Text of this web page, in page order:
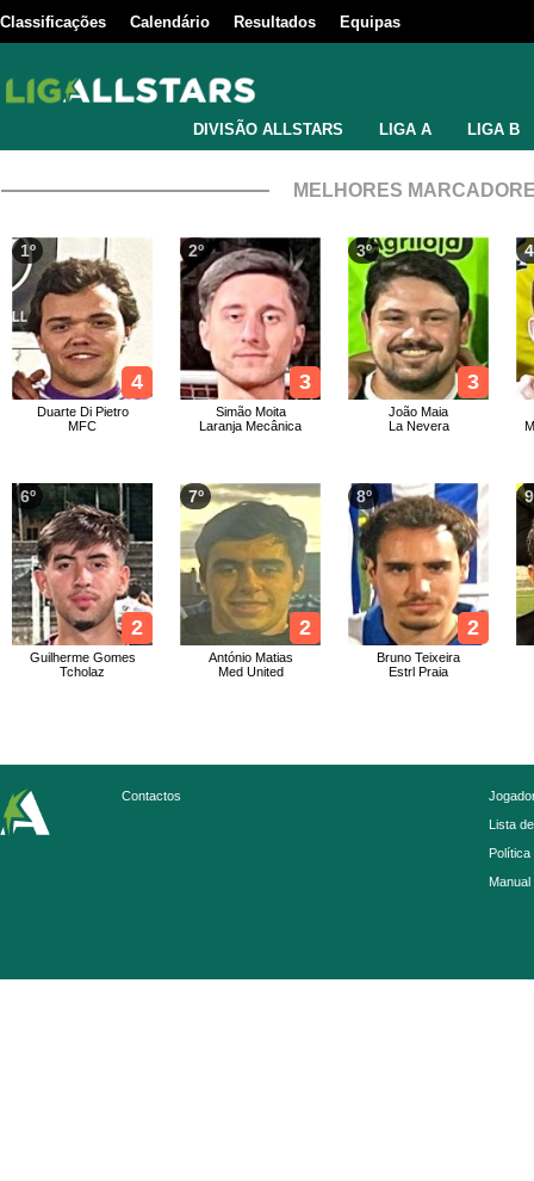
Classificações Calendário Resultados Equipas
DIVISÃO ALLSTARS LIGA A LIGA B
MELHORES
1º
4
Duarte Di Pietro
MFC
2º
3
Simão Moita
Laranja Mecânica
3º
3
João Maia
La Nevera
6º
2
Guilherme Gomes
Tcholaz
7º
2
António Matias
Med United
8º
2
Bruno Teixeira
Estrl Praia
Contactos
Lista
Política